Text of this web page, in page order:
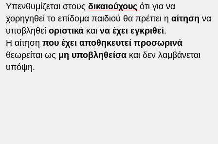
Υπενθυμίζεται στους δικαιούχους ότι για να
χορηγηθεί το επίδομα παιδιού θα πρέπει η αίτηση να
υποβληθεί οριστικάκαι να έχει εγκριθεί.
Η αίτηση που έχει αποθηκευτεί προσωρινά
θεωρείται ως μη υποβληθείσακαι δεν λαμβάνεται
υπόψη.